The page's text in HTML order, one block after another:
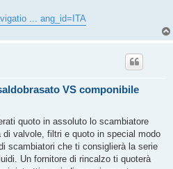
... ang_id=ITA
VS componibile
quoto in assoluto lo scambiatore
di valvole, filtri e quoto in special modo
scambiatori che ti consiglierà la serie
Un fornitore di rincalzo ti quoterà